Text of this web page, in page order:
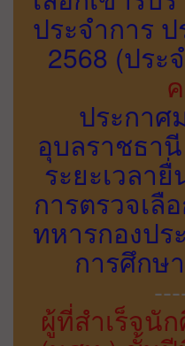
ประจำการ
2568 (ประ
ประกาศ
อุบลราชธา
ระยะเวลา
การตรวจเลื
ทหารกองปร
การศึกษ
ผู้ที่สำเร็จนั